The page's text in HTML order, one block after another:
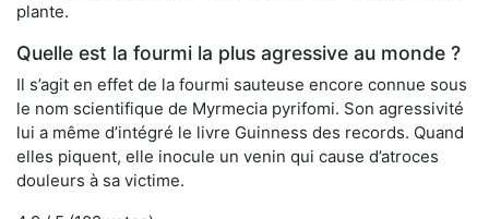
plante.
Quelle est la fourmi la plus agressive au monde ?
Il s’agit en effet de la fourmi sauteuse encore connue sous
le nom scientifique de Myrmecia pyrifomi. Son agressivité
lui a même d’intégré le livre Guinness des records. Quand
elles piquent, elle inocule un venin qui cause d’atroces
douleurs à sa victime.